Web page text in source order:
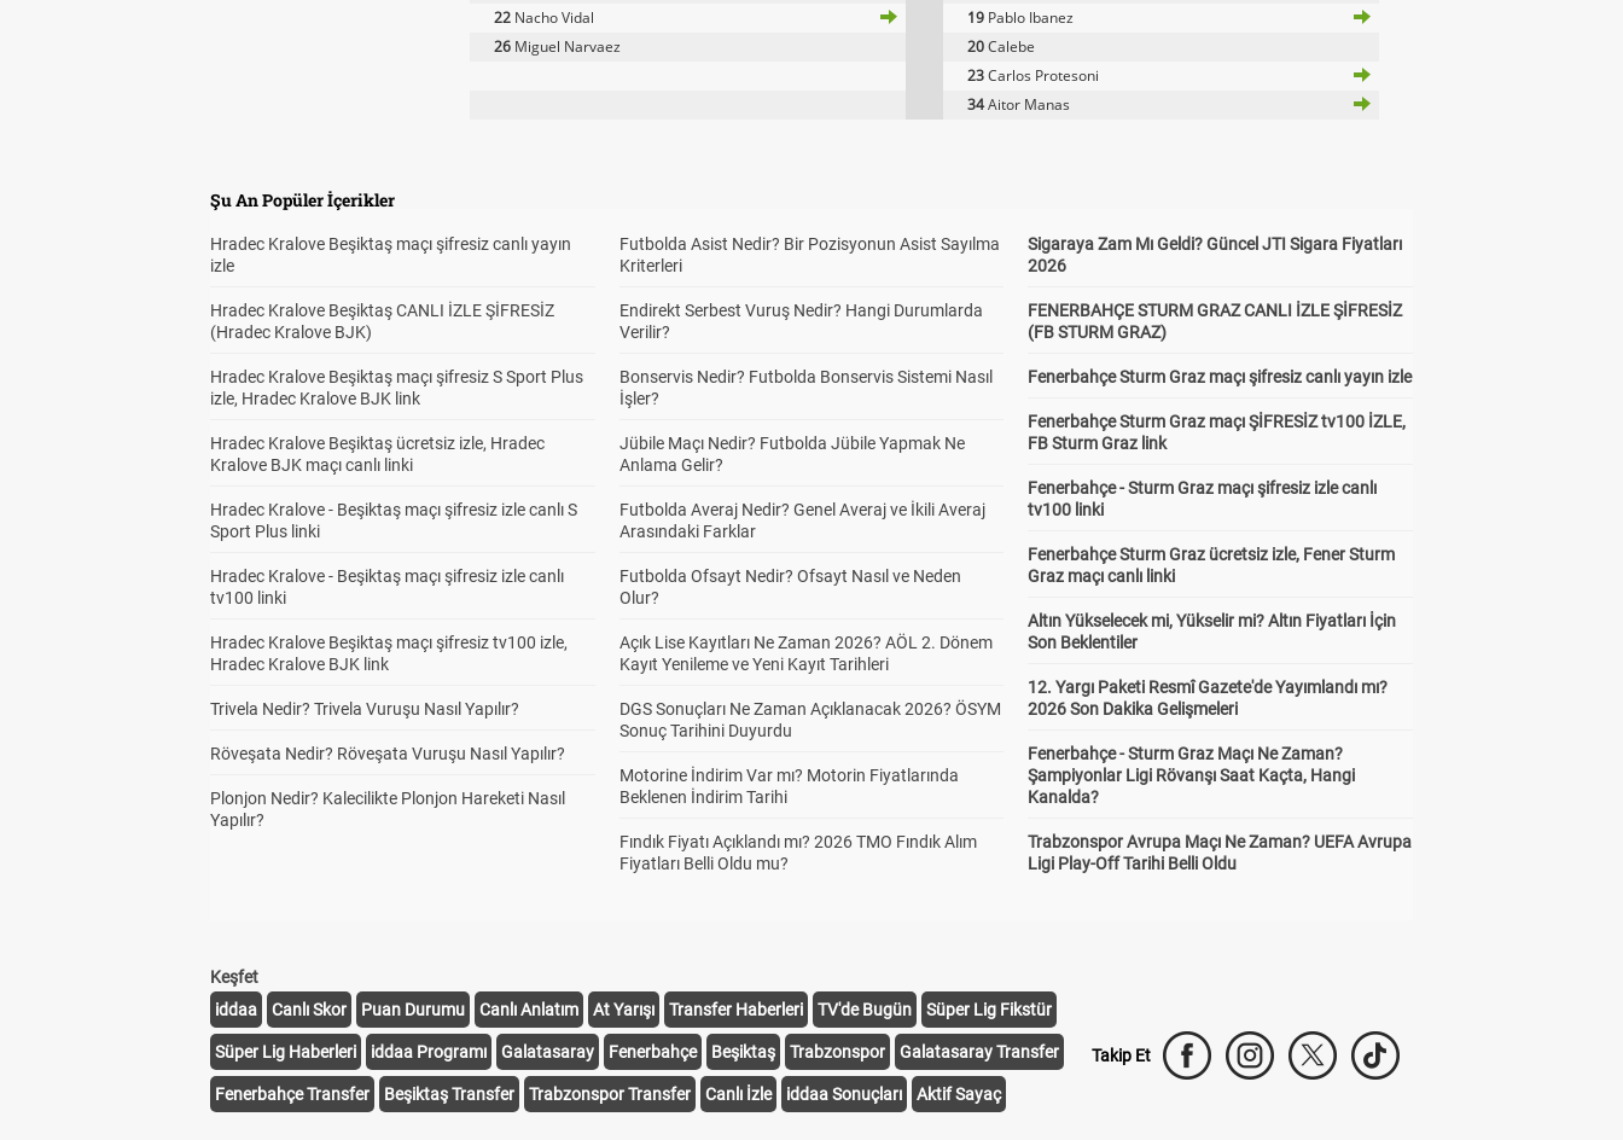
22 Nacho Vidal 19 Pablo Ibanez
26 Miguel Narvaez 20Calebe
23Carlos Protesoni
34Aitor Manas
Şu An Popüler İçerikler
Hradec Kralove Beşiktaş maçı şifresiz canlı yayın
izle
Hradec Kralove Beşiktaş CANLI İZLE ŞİFRESİZ
(Hradec Kralove BJK)
Hradec Kralove Beşiktaş maçı şifresiz S Sport Plus
izle, Hradec Kralove BJK link
Hradec Kralove Beşiktaş ücretsiz izle, Hradec
Kralove BJK maçı canlı linki
Hradec Kralove - Beşiktaş maçı şifresiz izle canlı S
Sport Plus linki
Hradec Kralove - Beşiktaş maçı şifresiz izle canlı
tv100 linki
Hradec Kralove Beşiktaş maçı şifresiz tv100 izle,
Hradec Kralove BJK link
Trivela Nedir? Trivela Vuruşu Nasıl Yapılır?
Röveşata Nedir? Röveşata Vuruşu Nasıl Yapılır?
Plonjon Nedir? Kalecilikte Plonjon Hareketi Nasıl
Yapılır?
Futbolda Asist Nedir? Bir Pozisyonun Asist Sayılma
Kriterleri
Endirekt Serbest Vuruş Nedir? Hangi Durumlarda
Verilir?
Bonservis Nedir? Futbolda Bonservis Sistemi Nasıl
İşler?
Jübile Maçı Nedir? Futbolda Jübile Yapmak Ne
Anlama Gelir?
Futbolda Averaj Nedir? Genel Averaj ve İkili Averaj
Arasındaki Farklar
Futbolda Ofsayt Nedir? Ofsayt Nasıl ve Neden
Olur?
Açık Lise Kayıtları Ne Zaman 2026? AÖL 2. Dönem
Kayıt Yenileme ve Yeni Kayıt Tarihleri
DGS Sonuçları Ne Zaman Açıklanacak 2026? ÖSYM
Sonuç Tarihini Duyurdu
Motorine İndirim Var mı? Motorin Fiyatlarında
Beklenen İndirim Tarihi
Fındık Fiyatı Açıklandı mı? 2026 TMO Fındık Alım
Fiyatları Belli Oldu mu?
Sigaraya Zam Mı Geldi? Güncel JTI Sigara Fiyatları
2026
FENERBAHÇE STURM GRAZ CANLI İZLE ŞİFRESİZ
(FB STURM GRAZ)
Fenerbahçe Sturm Graz maçı şifresiz canlı yayın izle
Fenerbahçe Sturm Graz maçı ŞİFRESİZ tv100 İZLE,
FB Sturm Graz link
Fenerbahçe - Sturm Graz maçı şifresiz izle canlı
tv100 linki
Fenerbahçe Sturm Graz ücretsiz izle, Fener Sturm
Graz maçı canlı linki
Altın Yükselecek mi, Yükselir mi? Altın Fiyatları İçin
Son Beklentiler
12. Yargı Paketi Resmî Gazete'de Yayımlandı mı?
2026 Son Dakika Gelişmeleri
Fenerbahçe - Sturm Graz Maçı Ne Zaman?
Şampiyonlar Ligi Rövanşı Saat Kaçta, Hangi
Kanalda?
Trabzonspor Avrupa Maçı Ne Zaman? UEFA Avrupa
Ligi Play-Off Tarihi Belli Oldu
Keşfet
iddaa
Canlı Skor Puan Durumu Canlı Anlatım At Yarışı Transfer Haberleri TV'de Bugün Süper Lig Fikstür
Süper Lig Haberleri iddaa Programı Galatasaray Fenerbahçe Beşiktaş Trabzonspor Galatasaray Transfer
Fenerbahçe Transfer Beşiktaş Transfer Trabzonspor Transfer Canlı İzle iddaa Sonuçları Aktif Sayaç
Takip Et